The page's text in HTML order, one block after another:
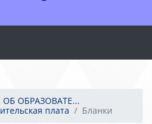
ОБРАЗОВАТЕ...
плата Бланки